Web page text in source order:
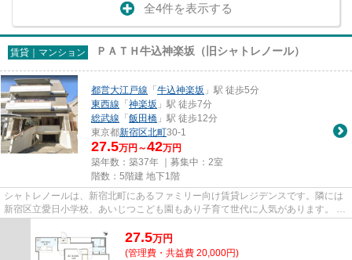
全4件を表示する
賃貸｜マンション ＰＡＴＨ牛込神楽坂（旧シャトレノール）
都営大江戸線 「 牛込神楽坂 」駅 徒歩5分
東西線 「 神楽坂 」駅 徒歩7分
総武線 「 飯田橋 」駅 徒歩12分
東京都新宿区北町30-1
27.5万円～42万円
築年数：築37年 ｜募集中： 2室
階数：5階建 地下1階
シャトレノールは、新宿北町にあるファミリー向け賃貸レジデンスです。隣には
新宿区立愛日小学校、あいじつこども園もあり子育て世代に人気があります。 交
27.5万円
(管理費・共益費 20,000円)